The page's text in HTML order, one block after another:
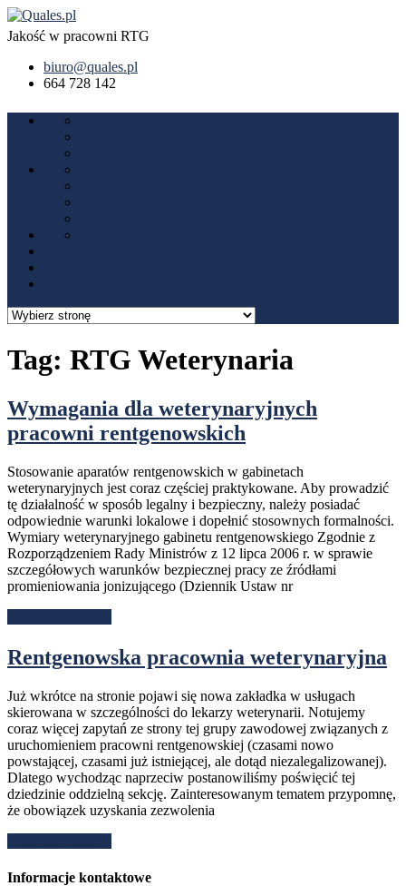
Jakość w pracowni RTG
biuro@quales.pl
664 728 142
Tag: RTG Weterynaria
Wymagania dla weterynaryjnych
pracowni rentgenowskich
Stosowanie aparatów rentgenowskich w gabinetach
weterynaryjnych jest coraz częściej praktykowane. Aby prowadzić
tę działalność w sposób legalny i bezpieczny, należy posiadać
odpowiednie warunki lokalowe i dopełnić stosownych formalności.
Wymiary weterynaryjnego gabinetu rentgenowskiego Zgodnie z
Rozporządzeniem Rady Ministrów z 12 lipca 2006 r. w sprawie
szczegółowych warunków bezpiecznej pracy ze źródłami
promieniowania jonizującego (Dziennik Ustaw nr
Rentgenowska pracownia weterynaryjna
Już wkrótce na stronie pojawi się nowa zakładka w usługach
skierowana w szczególności do lekarzy weterynarii. Notujemy
coraz więcej zapytań ze strony tej grupy zawodowej związanych z
uruchomieniem pracowni rentgenowskiej (czasami nowo
powstającej, czasami już istniejącej, ale dotąd niezalegalizowanej).
Dlatego wychodząc naprzeciw postanowiliśmy poświęcić tej
dziedzinie oddzielną sekcję. Zainteresowanym tematem przypomnę,
że obowiązek uzyskania zezwolenia
Informacje kontaktowe